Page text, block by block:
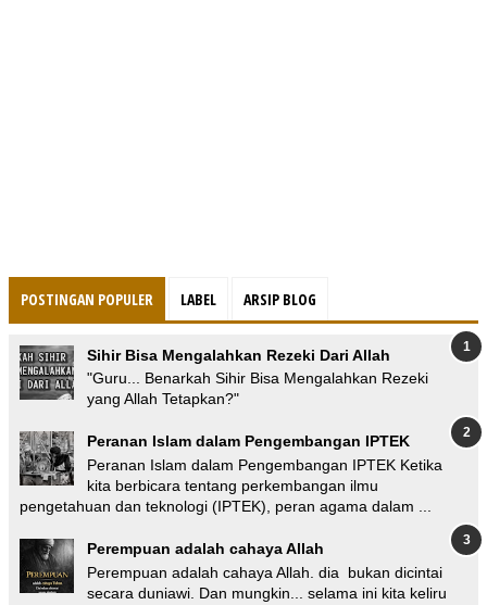
POSTINGAN POPULER LABEL ARSIP BLOG
Sihir Bisa Mengalahkan Rezeki Dari Allah
"Guru... Benarkah Sihir Bisa Mengalahkan Rezeki
yang Allah Tetapkan?"
Peranan Islam dalam Pengembangan IPTEK
Peranan Islam dalam Pengembangan IPTEK Ketika
kita berbicara tentang perkembangan ilmu
pengetahuan dan teknologi (IPTEK), peran agama dalam ...
Perempuan adalah cahaya Allah
Perempuan adalah cahaya Allah. dia bukan dicintai
secara duniawi. Dan mungkin... selama ini kita keliru